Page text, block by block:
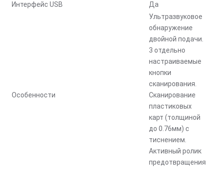
Интерфейс USB
Да
Особенности
Ультразвуковое
обнаружение
двойной подачи.
3 отдельно
настраиваемые
кнопки
сканирования.
Сканирование
пластиковых
карт (толщиной
до 0.76мм) с
тиснением.
Активный ролик
предотвращения